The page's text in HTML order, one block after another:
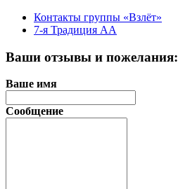
Контакты группы «Взлёт»
7-я Традиция АА
Ваши отзывы и пожелания:
Ваше имя
Сообщение